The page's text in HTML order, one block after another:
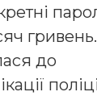
до